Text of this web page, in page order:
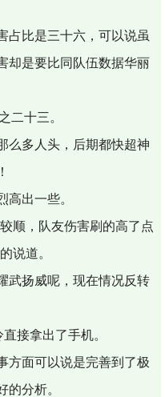
比是三十六，可以说虽
却是要比同队伍数据华丽
二十三。
多人头，后期都快超神
出一些。
顺，队友伤害刷的高了点
说道。
武扬威呢，现在情况反转
接拿出了手机。
方面可以说是完善到了极
的分析。